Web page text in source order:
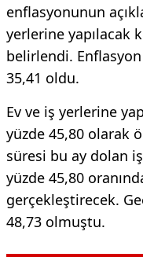
enflasyonunun
yerlerine yapılacak
belirlendi. Enflasyon
35,41 oldu.
Ev ve iş yerlerine
yüzde 45,80 olarak
süresi bu ay dolan
yüzde 45,80
gerçekleştirecek.
48,73 olmuştu.